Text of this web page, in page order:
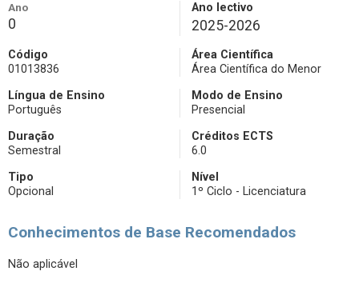
Ano
0
Ano lectivo
2025-2026
Código
01013836
Área Científica
Área Científica do Menor
Língua de Ensino
Português
Modo de Ensino
Presencial
Duração
Semestral
Créditos ECTS
6.0
Tipo
Opcional
Nível
1º Ciclo - Licenciatura
Conhecimentos de Base Recomendados
Não aplicável